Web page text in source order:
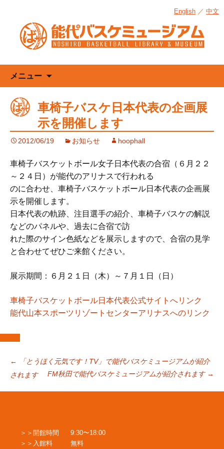
English ／ 中文
メニュー
ン
ツ
へ
ス
プ
車椅子バスケ日本代表の企画展
示を開催します
2012/06/19 お知らせ hoophall
車椅子バスケットボール女子日本代表の合宿（６月２２
～２４日）が能代のアリナスで行われる
のに合わせ、車椅子バスケットボール日本代表の企画展
示を開催します。
日本代表の軌跡、注目選手の紹介、車椅子バスケの解説
などのパネルや、過去に合宿で訪
れた際のサイン色紙などを展示しますので、合宿の見学
と合わせてぜひご来館ください。
展示期間：６月２１日（木）～７月１日（日）
車椅子バスケットボール日本代表公式サイトへリンク
能代山本スポーツリゾートセンターアリナスへのリンク
投
稿
ナ
←
「とうほく元気です！TV」で能代バスケミュージアムが紹介
されます
FM秋田で能代バスケミュージアムが紹介されます →
開館時間
9:30〜18:00
入館料
無料